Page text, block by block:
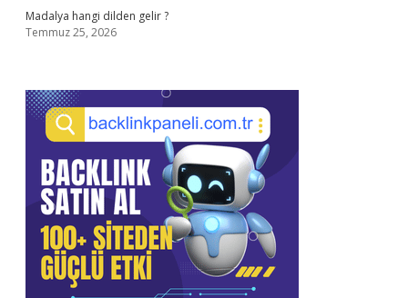
Madalya hangi dilden gelir ?
Temmuz 25, 2026